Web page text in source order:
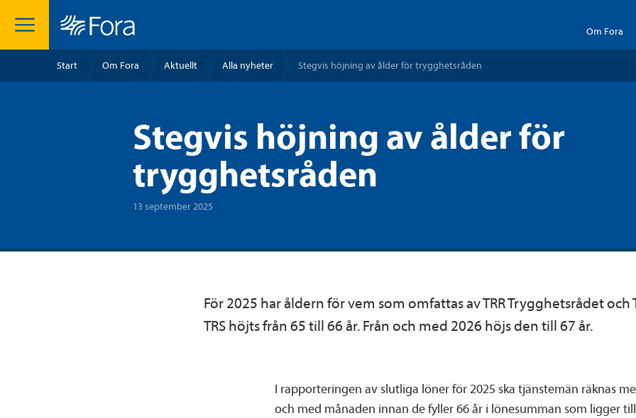
Om Fora
Start Om Fora Aktuellt Alla nyheter Stegvis höjning av ålder för trygghetsråden
Stegvis höjning av ålder för
trygghetsråden
13 september 2025
För 2025 har åldern för vem som omfattas av TRR Trygghetsrådet
TRS höjts från 65 till 66 år. Från och med 2026 höjs den till 67 år.
I rapporteringen av slutliga löner för 2025 ska tjänste­män räknas
och med månaden innan de fyller 66 år i lönesumman som ligger